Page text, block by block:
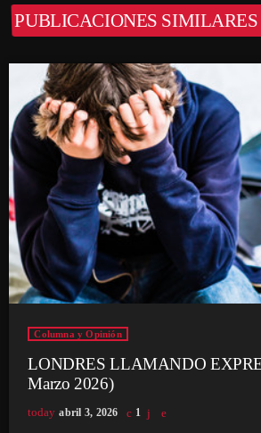
PUBLICACIONES SIMILARES
Columna y Opinión
LONDRES LLAMANDO
Marzo 2026)
today abril 3, 2026 1